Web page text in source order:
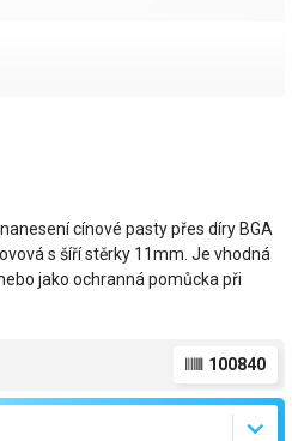
cínové pasty přes díry BGA
s šíří stěrky 11mm. Je vhodná
jako ochranná pomůcka při
100840